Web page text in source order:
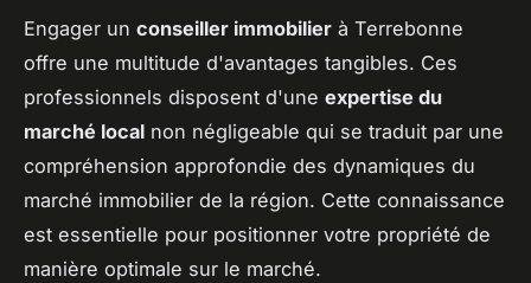
Engager un conseiller immobilier à Terrebonne
offre une multitude d'avantages tangibles. Ces
professionnels disposent d'une expertise du
marché local non négligeable qui se traduit par une
compréhension approfondie des dynamiques du
marché immobilier de la région. Cette connaissance
est essentielle pour positionner votre propriété de
manière optimale sur le marché.